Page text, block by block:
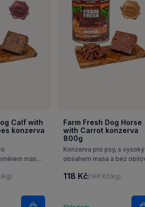
Calf with
konzerva
masa,
všech
kg)
Množství
Farm Fresh Dog Horse
with Carrot konzerva
800g
Konzerva pro psy, s
obsahem masa a bez
118 Kč(148 Kč/kg)